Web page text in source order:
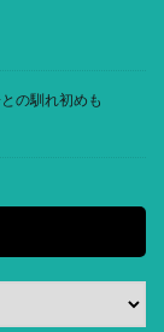
の馴れ初めも